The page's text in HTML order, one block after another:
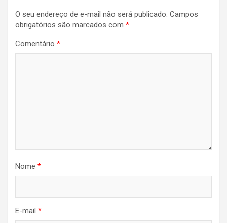
O seu endereço de e-mail não será publicado. Campos
obrigatórios são marcados com *
Comentário *
Nome *
E-mail *